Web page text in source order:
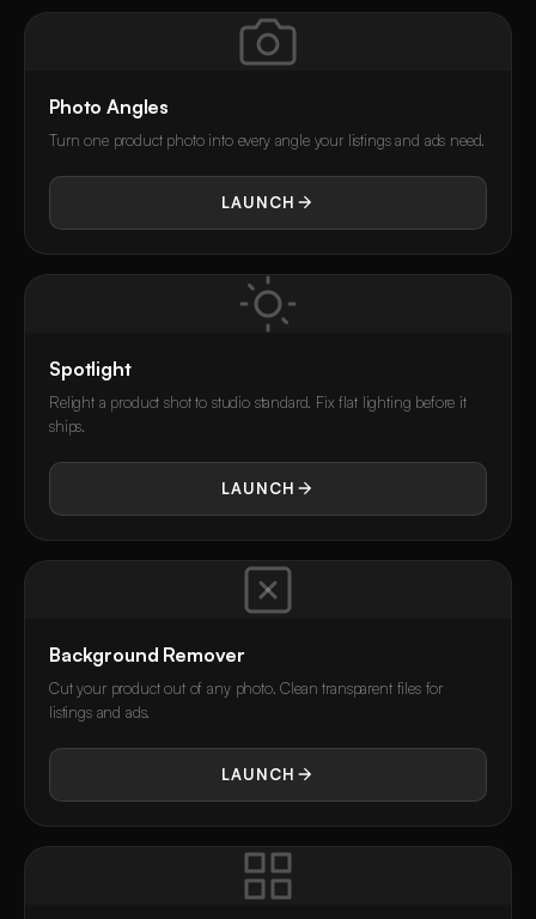
Photo Angles
Turn one product photo into every angle your listings and ads need.
LAUNCH
Spotlight
Relight a product shot to studio standard. Fix flat lighting before it
ships.
LAUNCH
Background Remover
Cut your product out of any photo. Clean transparent files for
listings and ads.
LAUNCH